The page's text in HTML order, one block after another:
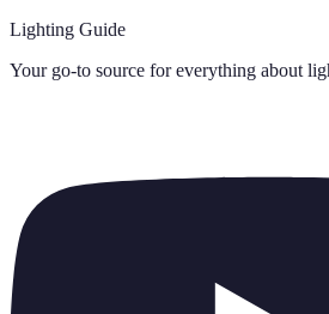
Lighting Guide
Your go-to source for everything about